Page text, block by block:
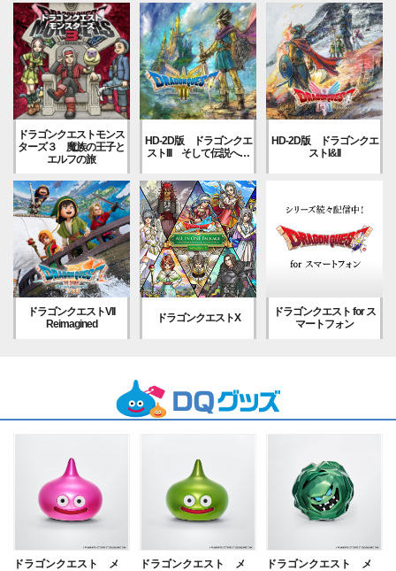
ドラゴンクエストモンス
ターズ３ 魔族の王子と
エルフの旅
HD-2D版 ドラゴンクエ
ストIII そして伝説へ…
HD-2D版 ドラゴンクエ
ストI&II
ドラゴンクエストVII
Reimagined
ドラゴンクエストX
ドラゴンクエスト for ス
マートフォン
ドラゴンクエスト メ
ドラゴンクエスト メ
ドラゴンクエスト メ